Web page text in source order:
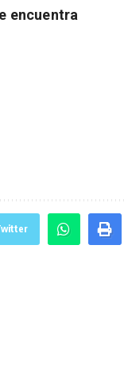
encuentra